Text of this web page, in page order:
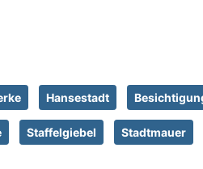
Hansestadt
Staffelgiebel Stadtmauer